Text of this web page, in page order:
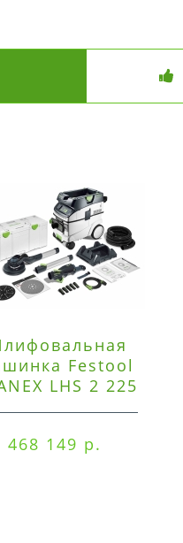
Festool
LHS 2 225
468 149 р.